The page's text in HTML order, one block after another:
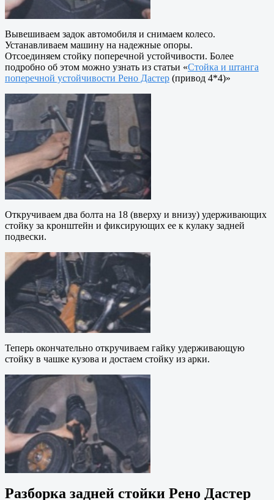
Вывешиваем задок автомобиля и снимаем колесо.
Устанавливаем машину на надежные опоры.
Отсоединяем стойку поперечной устойчивости. Более
подробно об этом можно узнать из статьи «Стойка и штанга
поперечной устойчивости Рено Дастер (привод 4*4)»
Откручиваем два болта на 18 (вверху и внизу) удерживающих
стойку за кронштейн и фиксирующих ее к кулаку задней
подвески.
Теперь окончательно откручиваем гайку удерживающую
стойку в чашке кузова и достаем стойку из арки.
Разборка задней стойки Рено Дастер